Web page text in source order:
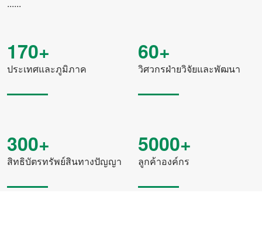
ความลึกของการเพาะ
การเชื่อมโยง
ระบบกันสะเทือนหลังแบบสามจุด
อัตราปุ๋ย
0-420 กก. / เอเคอร์ (ปรับได้)
ประสิทธิภาพการ
1.20-1.50เอเคอร์/ชม
แบบอย่าง
2BXF-20
แถวเพาะ
20
เกินขนาด
1955*3486*1550มม
......
170+
ประเทศและภูมิภาค
60+
วิศวกรฝ่ายวิจัยและพัฒนา
300+
สิทธิบัตรทรัพย์สินทางปัญญา
5000+
ลูกค้าองค์กร